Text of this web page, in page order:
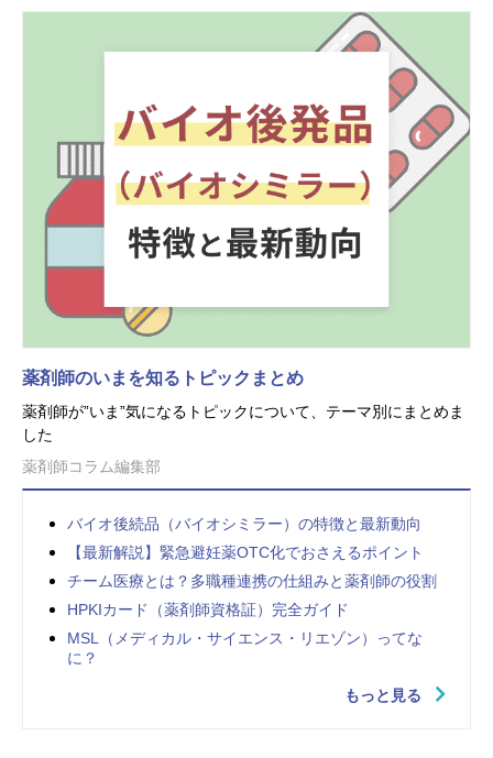
薬剤師のいまを知るトピックまとめ
薬剤師が”いま”気になるトピックについて、テーマ別にまとめま
した
薬剤師コラム編集部
バイオ後続品（バイオシミラー）の特徴と最新動向
【最新解説】緊急避妊薬OTC化でおさえるポイント
チーム医療とは？多職種連携の仕組みと薬剤師の役割
HPKIカード（薬剤師資格証）完全ガイド
MSL（メディカル・サイエンス・リエゾン）ってな
に？
もっと見る